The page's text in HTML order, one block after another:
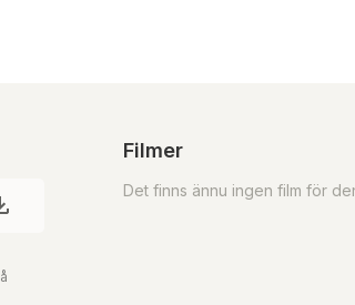
Filmer
Det finns ännu ingen film för